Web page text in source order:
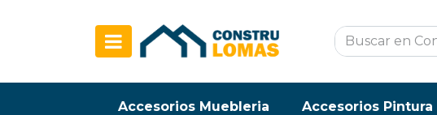
Accesorios Muebleria Accesorios Pintura